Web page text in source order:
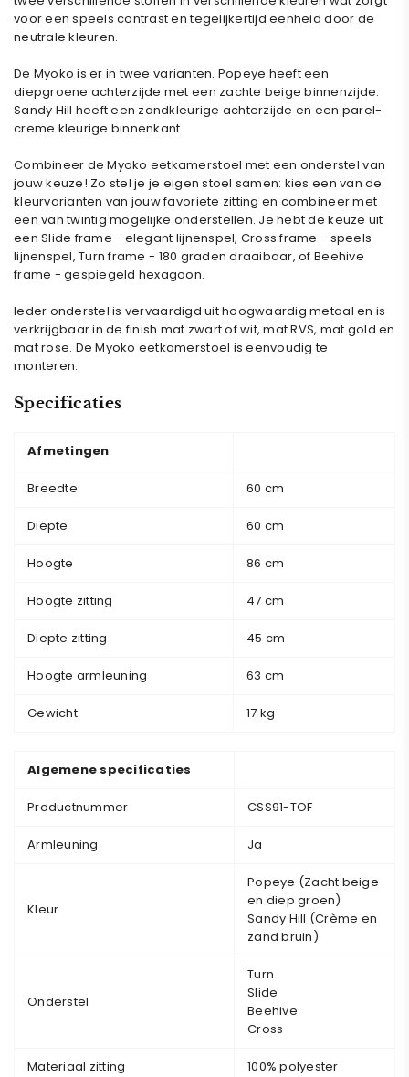
voor een speels contrast en tegelijkertijd eenheid door de
neutrale kleuren.
De Myoko is er in twee varianten. Popeye heeft een
diepgroene achterzijde met een zachte beige binnenzijde.
Sandy Hill heeft een zandkleurige achterzijde en een parel-
creme kleurige binnenkant.
Combineer de Myoko eetkamerstoel met een onderstel van
jouw keuze! Zo stel je je eigen stoel samen: kies een van de
kleurvarianten van jouw favoriete zitting en combineer met
een van twintig mogelijke onderstellen. Je hebt de keuze uit
een Slide frame - elegant lijnenspel, Cross frame - speels
lijnenspel, Turn frame - 180 graden draaibaar, of Beehive
frame - gespiegeld hexagoon.
Ieder onderstel is vervaardigd uit hoogwaardig metaal en is
verkrijgbaar in de finish mat zwart of wit, mat RVS, mat gold en
mat rose. De Myoko eetkamerstoel is eenvoudig te
monteren.
Specificaties
Afmetingen
Breedte 60 cm
Diepte 60 cm
Hoogte 86 cm
Hoogte zitting 47 cm
Diepte zitting 45 cm
Hoogte armleuning 63 cm
Gewicht 17 kg
Algemene specificaties
Productnummer CSS91-TOF
Armleuning Ja
Kleur
Popeye (Zacht beige
en diep groen)
Sandy Hill (Crème en
zand bruin)
Onderstel
Turn
Slide
Beehive
Cross
Materiaal zitting 100% polyester